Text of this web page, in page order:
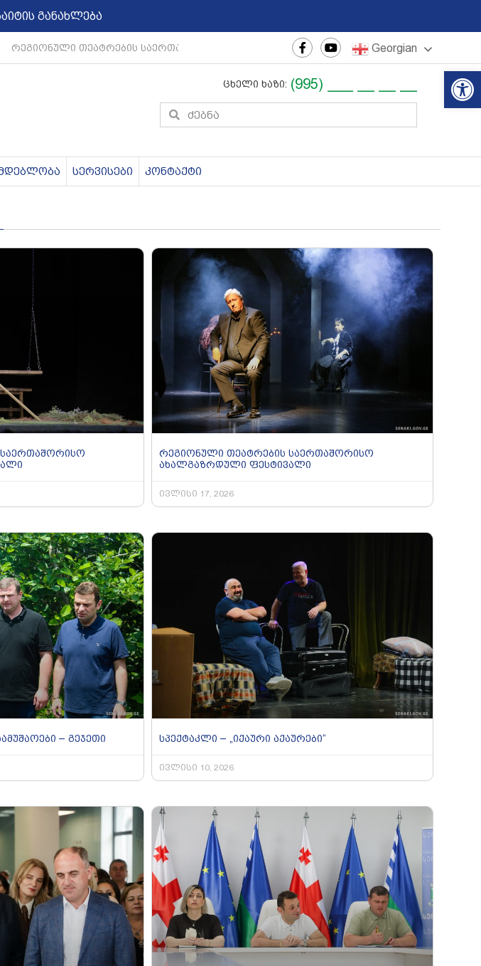
განახლება
რეგიონული თეატრების საერთაშორისო ახალგაზრდული ფესტივალი | რეგიონული
Georgian
ცხელი ხაზი: (995) ___ __ __ __
სერვისები კონტაქტი
რეგიონული თეატრების საერთაშორისო
ახალგაზრდული ფესტივალი
ივლისი 17, 2026
– გეჯეთი სპექტაკლი – „იქაური აქაურები“
ივლისი 10, 2026